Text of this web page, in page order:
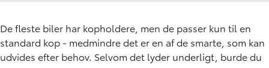
De fleste biler har kopholdere, men de passer kun til en
standard kop - medmindre det er en af de smarte, som kan
udvides efter behov. Selvom det lyder underligt, burde du